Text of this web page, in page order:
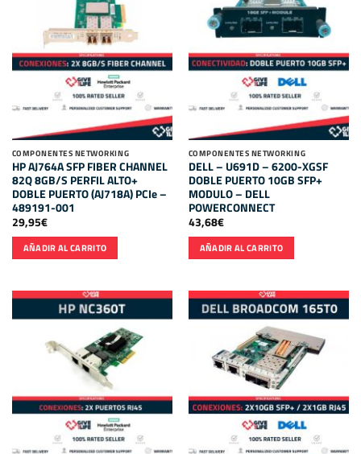
COMPONENTES NETWORKING
HP AJ764A SFP FIBER CHANNEL
82Q 8GB/S PERFIL ALTO+
DOBLE PUERTO (AJ718A) PCIe –
489191-001
29,95€
AÑADIR AL CARRITO
COMPONENTES NETWORKING
DELL – U691D – 6200-XGSF
DOBLE PUERTO 10GB SFP+
MODULO – DELL
POWERCONNECT
43,68€
AÑADIR AL CARRITO